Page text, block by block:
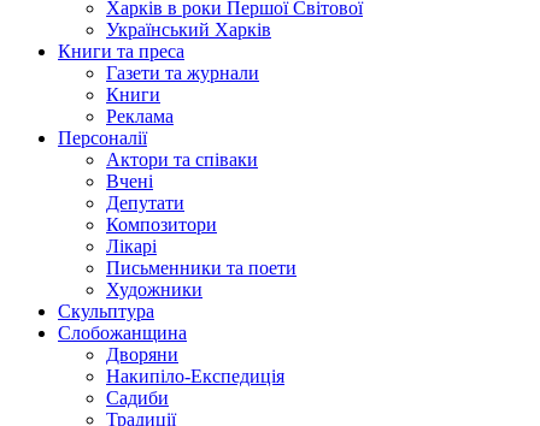
Харків в роки Першої Світової
Український Харків
Книги та преса
Газети та журнали
Книги
Реклама
Персоналії
Актори та співаки
Вчені
Депутати
Композитори
Лікарі
Письменники та поети
Художники
Скульптура
Слобожанщина
Дворяни
Накипіло-Експедиція
Садиби
Традиції